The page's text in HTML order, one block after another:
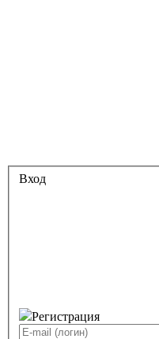
Вход
Регистрация